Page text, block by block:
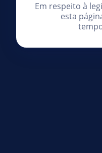
Em respeito à
esta